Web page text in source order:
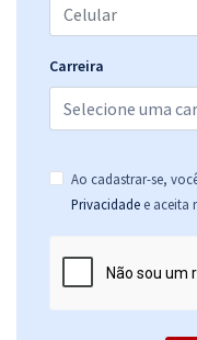
Carreira
Ao cadastrar-se,
Privacidade e aceita